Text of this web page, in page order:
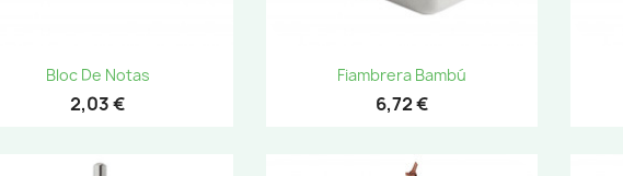
Bloc De Notas
2,03 €
Vista rápida Fiambrera Bambú
6,72 €
Vista rápida